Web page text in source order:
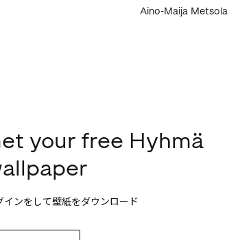
Aino-Maija Metsola
your free Hyhmä
インをして壁紙をダウンロード